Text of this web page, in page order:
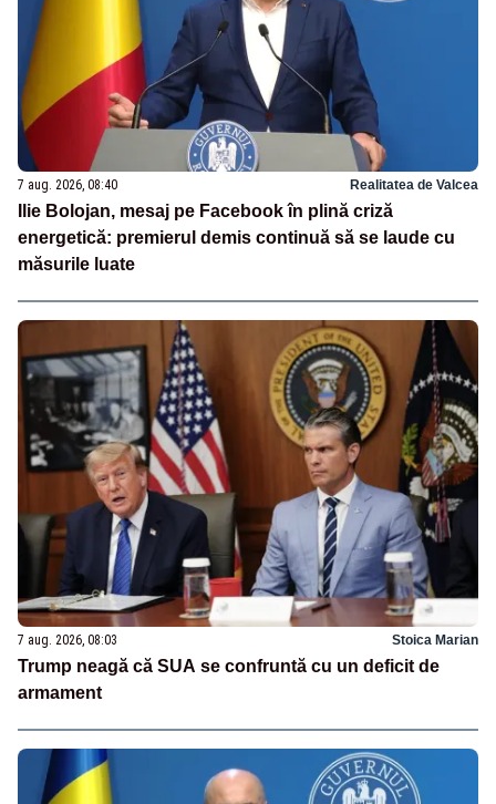
7 aug. 2026, 08:40 Realitatea de Valcea
Ilie Bolojan, mesaj pe Facebook în plină criză
energetică: premierul demis continuă să se laude cu
măsurile luate
7 aug. 2026, 08:03 Stoica Marian
Trump neagă că SUA se confruntă cu un deficit de
armament